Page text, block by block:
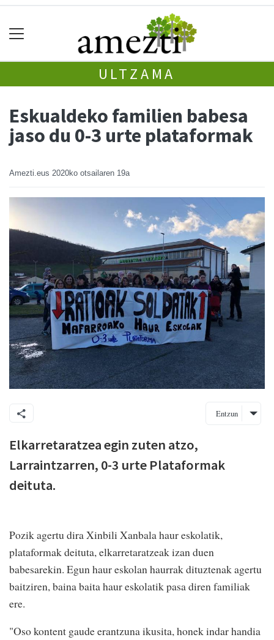
ULTZAMA
Eskualdeko familien babesa
jaso du 0-3 urte plataformak
Amezti.eus 2020ko otsailaren 19a
Entzun
Elkarretaratzea egin zuten atzo,
Larraintzarren, 0-3 urte Plataformak
deituta.
Pozik agertu dira Xinbili Xanbala haur eskolatik,
plataformak deituta, elkarretaratzeak izan duen
babesarekin. Egun haur eskolan haurrak dituztenak agertu
baitziren, baina baita haur eskolatik pasa diren familiak
ere.
"Oso kontent gaude erantzuna ikusita, honek indar handia